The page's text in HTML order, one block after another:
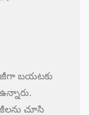
బయటకు
చూసి